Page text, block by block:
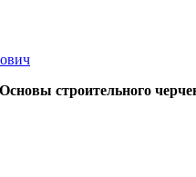
строительного